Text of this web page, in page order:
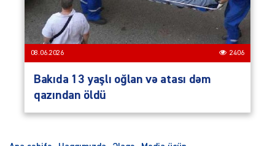
08.06.2026 2406
Bakıda 13 yaşlı oğlan və atası dəm
qazından öldü